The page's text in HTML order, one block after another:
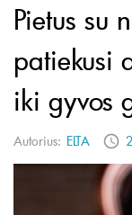
Pietus su
patiekusi
iki gyvos
Autorius: ELTA